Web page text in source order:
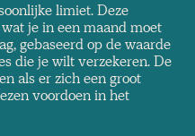
limiet. Deze
je in een maand moet
gebaseerd op de waarde
die je wilt verzekeren. De
als er zich een groot
voordoen in het